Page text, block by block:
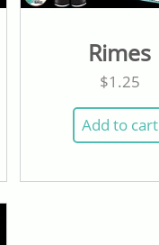
Rimes
$1.25
Add to cart